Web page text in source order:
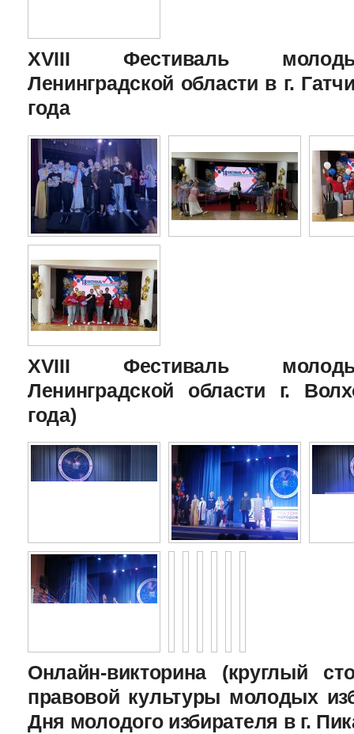
XVIII Фестиваль
Ленинградской области в г.
года
XVIII Фестиваль
Ленинградской области г.
года)
Онлайн-викторина (круглый
правовой культуры молодых
Дня молодого избирателя в г.